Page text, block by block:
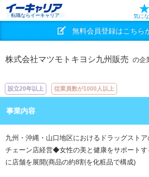
転職ならイーキャリア 気に
無料会員登録はこちら
株式会社マツモトキヨシ九州販売 の企
設立20年以上 従業員数が1000人以上
事業内容
九州・沖縄・⼭⼝地区におけるドラッグスト
チェーン店経営◆⼥性の美と健康をサポートす
に店舗を展開(商品の約8割を化粧品で構成)